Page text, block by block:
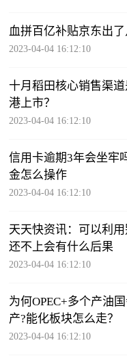
血拼百亿补贴京东出
2023-04-04 16:12:10
十月稻田核心销售渠
港上市？
2023-04-04 16:12:10
信用卡逾期3年会坐牢
金怎么操作
2023-04-04 16:12:10
天天快资讯：可以利
还不上会有什么后果
2023-04-04 16:12:10
为何OPEC+多个产油
产?能化板块怎么走？
2023-04-04 16:12:10